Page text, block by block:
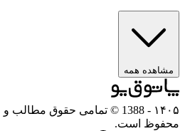
مشاهده همه
۱۴۰۵
- 1388 © تمامی حقوق مطالب
محفوظ است.